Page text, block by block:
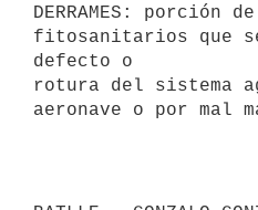
DERRAMES: porción
fitosanitarios que
defecto o
rotura del sistema
aeronave o por mal